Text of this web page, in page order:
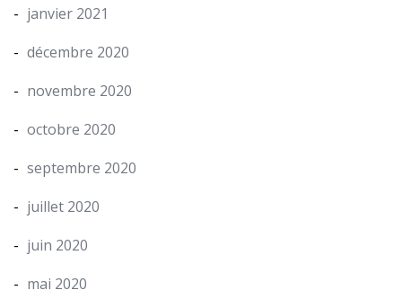
janvier 2021
décembre 2020
novembre 2020
octobre 2020
septembre 2020
juillet 2020
juin 2020
mai 2020